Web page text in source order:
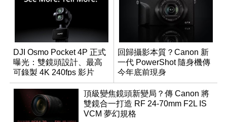
DJI Osmo Pocket 4P 正式
曝光：雙鏡頭設計、最高
可錄製 4K 240fps 影片
回歸攝影本質？Canon 新
一代 PowerShot 隨身機傳
今年底前現身
頂級變焦鏡頭新變局？傳 Canon 將
雙鏡合一打造 RF 24-70mm F2L IS
VCM 夢幻規格